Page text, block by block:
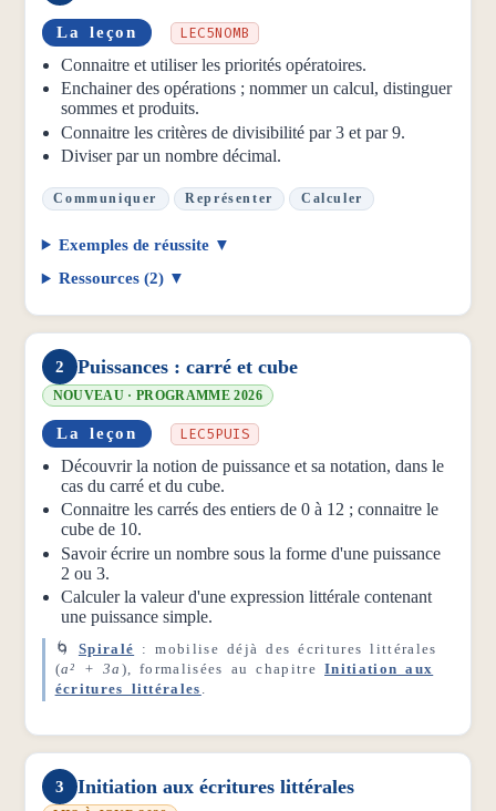
La leçon LEC5NOMB
Connaitre et utiliser les priorités opératoires.
Enchainer des opérations ; nommer un calcul, distinguer
sommes et produits.
Connaitre les critères de divisibilité par 3 et par 9.
Diviser par un nombre décimal.
Communiquer Représenter Calculer
Exemples de réussite
Ressources (2)
2 Puissances : carré et cube
NOUVEAU · PROGRAMME 2026
La leçon LEC5PUIS
Découvrir la notion de puissance et sa notation, dans le
cas du carré et du cube.
Connaitre les carrés des entiers de 0 à 12 ; connaitre le
cube de 10.
Savoir écrire un nombre sous la forme d'une puissance
2 ou 3.
Calculer la valeur d'une expression littérale contenant
une puissance simple.
🌀 Spiralé : mobilise déjà des écritures littérales
(a² + 3a ), formalisées au chapitre Initiation aux
écritures littérales .
3 Initiation aux écritures littérales